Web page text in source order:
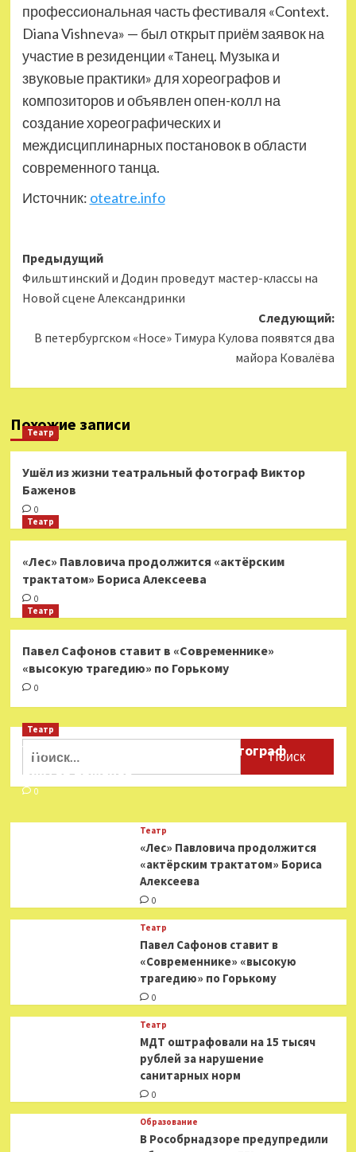
профессиональная часть фестиваля «Context.
Diana Vishneva» — был открыт приём заявок на
участие в резиденции «Танец. Музыка и
звуковые практики» для хореографов и
композиторов и объявлен опен-колл на
создание хореографических и
междисциплинарных постановок в области
современного танца.
Источник: oteatre.info
Навигация
записи
Предыдущий
Фильштинский и Додин проведут мастер-классы на
Новой сцене Александринки
Следующий:
В петербургском «Носе» Тимура Кулова появятся два
майора Ковалёва
Похожие записи
Театр
Ушёл из жизни театральный фотограф Виктор
Баженов
0
Театр
«Лес» Павловича продолжится «актёрским
трактатом» Бориса Алексеева
0
Театр
Павел Сафонов ставит в «Современнике»
«высокую трагедию» по Горькому
0
Найти:
Театр
Ушёл из жизни театральный фотограф
Виктор Баженов
0
Театр
«Лес» Павловича продолжится
«актёрским трактатом» Бориса
Алексеева
0
Театр
Павел Сафонов ставит в
«Современнике» «высокую
трагедию» по Горькому
0
Театр
МДТ оштрафовали на 15 тысяч
рублей за нарушение
санитарных норм
0
Образование
В Рособрнадзоре предупредили